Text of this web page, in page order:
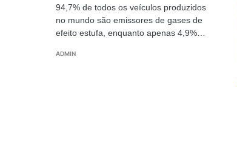
94,7% de todos os veículos produzidos
no mundo são emissores de gases de
efeito estufa, enquanto apenas 4,9%…
ADMIN